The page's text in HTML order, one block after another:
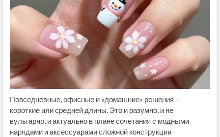
Повседневные, офисные и «домашние» решения –
короткие или средней длины. Это и разумно, и не
вульгарно, и актуально в плане сочетания с модными
нарядами и аксессуарами сложной конструкции